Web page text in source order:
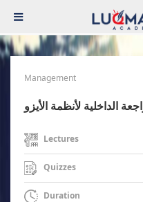
Management
الداخلية لأنظمة الأيزو
Lectures
Quizzes
Duration